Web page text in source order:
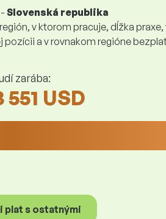
Slovenská republika
v ktorom pracuje, dĺžka
a v rovnakom regióne
zarába:
551 USD
plat s ostatnými